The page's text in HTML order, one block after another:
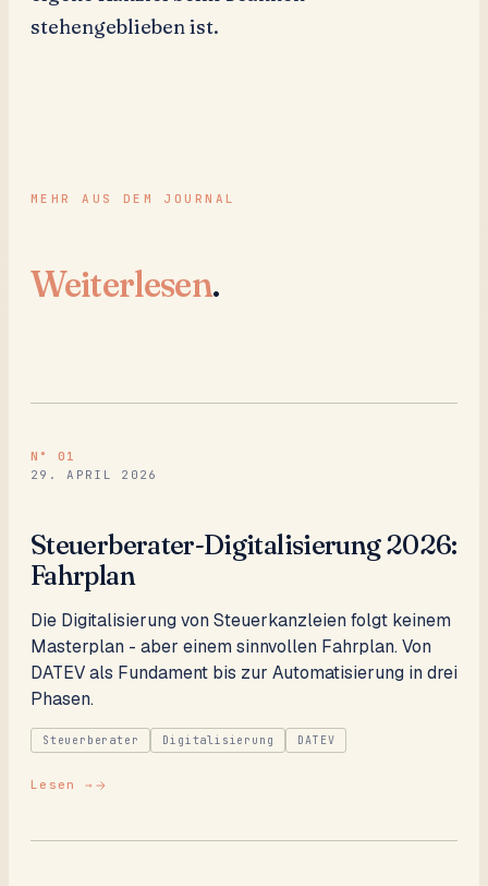
stehengeblieben ist.
MEHR AUS DEM JOURNAL
Weiterlesen.
N° 01
29. APRIL 2026
Steuerberater-Digitalisierung 2026:
Fahrplan
Die Digitalisierung von Steuerkanzleien folgt keinem
Masterplan - aber einem sinnvollen Fahrplan. Von
DATEV als Fundament bis zur Automatisierung in drei
Phasen.
Steuerberater Digitalisierung DATEV
Lesen →